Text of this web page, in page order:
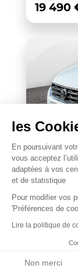
19 490
T-Roc 1.5
118 201 km
17 990
les
En poursuivant
vous acceptez
adaptées à vos
et de statistique
Pour modifier vos
'Préférences de
Lire la politique de
Non merci